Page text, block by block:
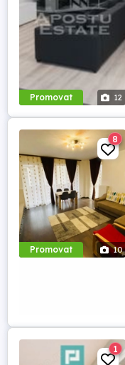
Promovat 12
Promovat 10
8
1